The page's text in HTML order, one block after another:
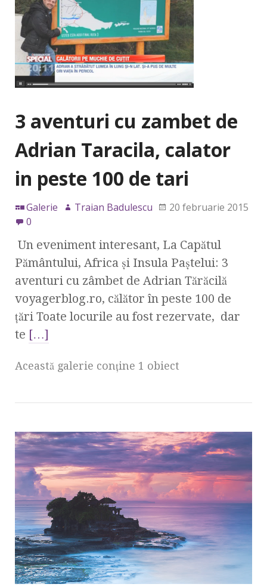
3 aventuri cu zambet de
Adrian Taracila, calator
in peste 100 de tari
Galerie Traian Badulescu
20 februarie 2015
0
Un eveniment interesant, La Capătul
Pământului, Africa şi Insula Paştelui: 3
aventuri cu zâmbet de Adrian Tărăcilă
voyagerblog.ro, călător în peste 100 de
ţări Toate locurile au fost rezervate, dar
te […]
Această galerie conţine 1 obiect